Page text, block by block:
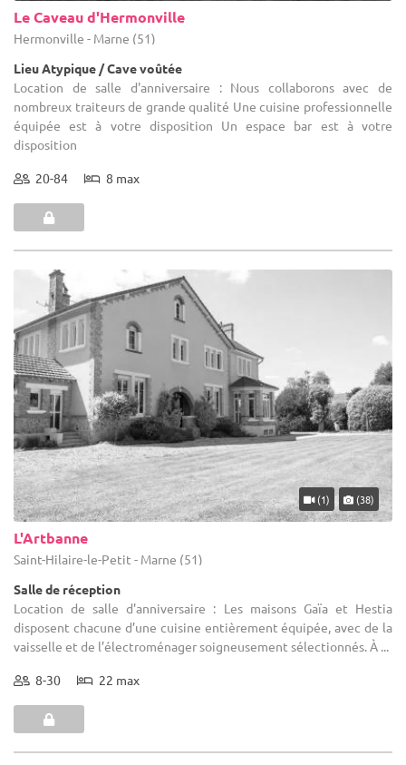
Le Caveau d'Hermonville
Hermonville - Marne (51)
Lieu Atypique / Cave voûtée
Location de salle d'anniversaire : Nous collaborons avec de
nombreux traiteurs de grande qualité Une cuisine professionnelle
équipée est à votre disposition Un espace bar est à votre
disposition
20-84 8 max
(1) (38)
L'Artbanne
Saint-Hilaire-le-Petit - Marne (51)
Salle de réception
Location de salle d'anniversaire : Les maisons Gaïa et Hestia
disposent chacune d’une cuisine entièrement équipée, avec de la
vaisselle et de l’électroménager soigneusement sélectionnés. À ...
8-30 22 max